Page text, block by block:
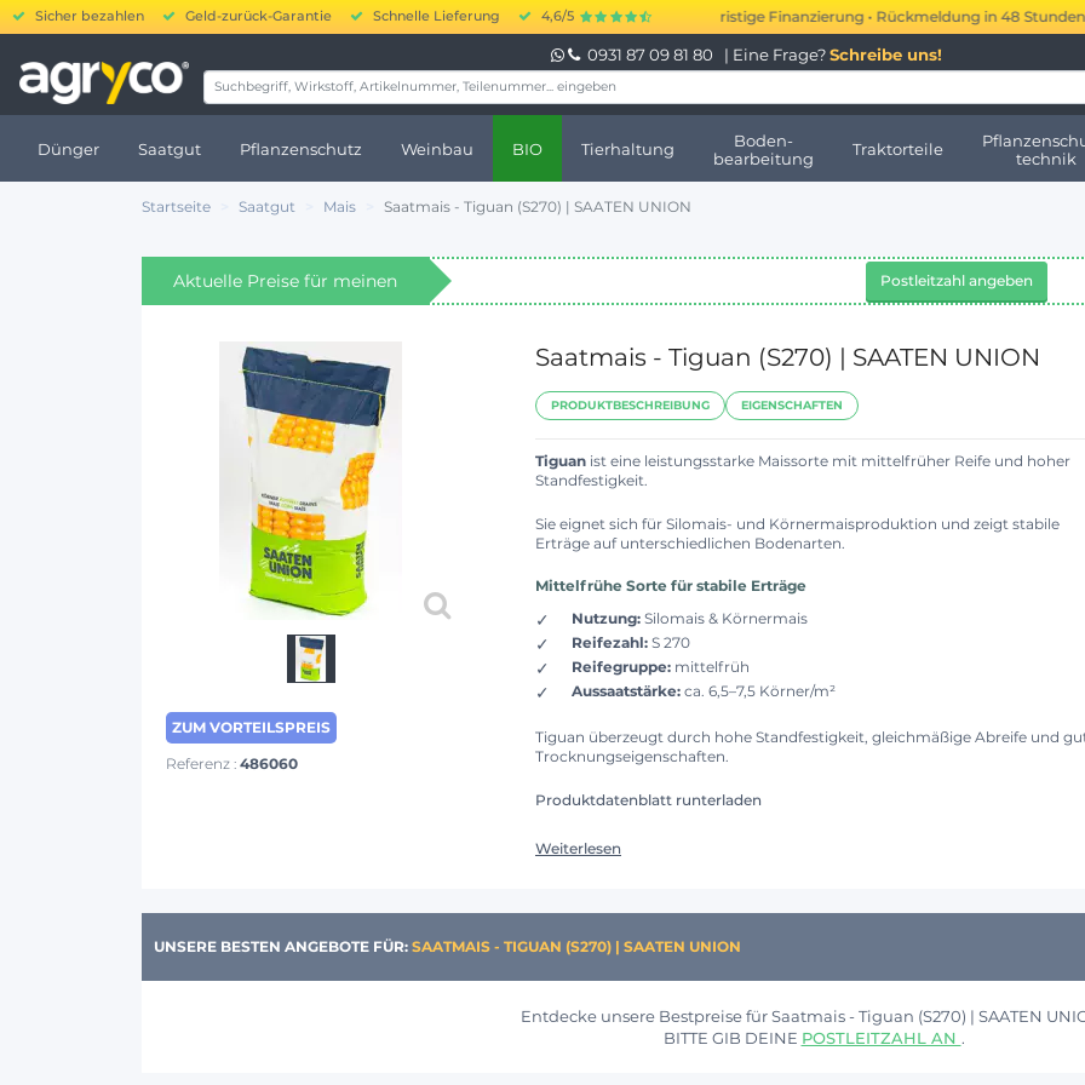
Sicher bezahlen Geld-zurück-Garantie Schnelle Lieferung 4,6/5
20.000 bis 250.000 € kurzfristige Finanzierung • Rückmeldung in 48 Stunden •
0931 87 09 81 80 | Eine Frage? Schreibe uns!
Dünger Saatgut Pflanzenschutz Weinbau BIO Tierhaltung
Boden-
bearbeitung
Traktorteile
technik
Startseite Saatgut Mais Saatmais - Tiguan (S270) | SAATEN UNION
Aktuelle Preise für meinen Postleitzahl angeben
ZUM VORTEILSPREIS
Referenz : 486060
Saatmais - Tiguan (S270) | SAATEN UNION
PRODUKTBESCHREIBUNG EIGENSCHAFTEN
Tiguan ist eine leistungsstarke Maissorte mit mittelfrüher Reife und hoher
Standfestigkeit.
Sie eignet sich für Silomais- und Körnermaisproduktion und zeigt stabile
Erträge auf unterschiedlichen Bodenarten.
Mittelfrühe Sorte für stabile Erträge
Nutzung: Silomais & Körnermais
Reifezahl: S 270
Reifegruppe: mittelfrüh
Aussaatstärke: ca. 6,5–7,5 Körner/m²
Tiguan überzeugt durch hohe Standfestigkeit, gleichmäßige Abreife und
Trocknungseigenschaften.
Produktdatenblatt runterladen
Weiterlesen
UNSERE BESTEN ANGEBOTE FÜR: SAATMAIS - TIGUAN (S270) | SAATEN UNION
Entdecke unsere Bestpreise für Saatmais - Tiguan (S270) | SAATEN
BITTE GIB DEINE POSTLEITZAHL AN .